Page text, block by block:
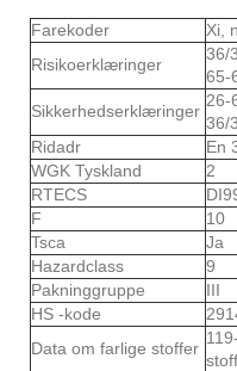
Farekoder
Xi,
Risikoerklæringer
36/
65-
Sikkerhedserklæringer
26-
36/
Ridadr
En
WGK Tyskland
2
RTECS
F
10
Tsca
Ja
Hazardclass
9
Pakninggruppe
III
HS -kode
Data om farlige stoffer